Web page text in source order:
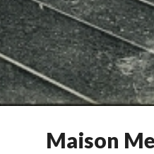
Maison